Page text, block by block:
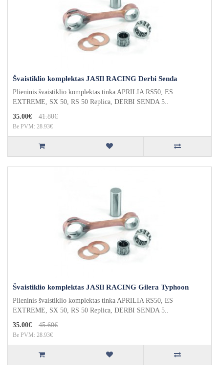
Švaistiklio komplektas JASIl RACING Derbi Senda
Plieninis švaistiklio komplektas tinka APRILIA RS50, ES
EXTREME, SX 50, RS 50 Replica, DERBI SENDA 5..
35.00€
41.80€
Be PVM: 28.93€
Švaistiklio komplektas JASIl RACING Gilera Typhoon
Plieninis švaistiklio komplektas tinka APRILIA RS50, ES
EXTREME, SX 50, RS 50 Replica, DERBI SENDA 5..
35.00€
45.60€
Be PVM: 28.93€